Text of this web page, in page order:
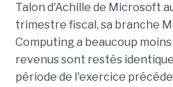
Talon d'Achille de Microsoft
trimestre fiscal, sa branche
Computing a beaucoup
revenus sont restés
période de l'exercice